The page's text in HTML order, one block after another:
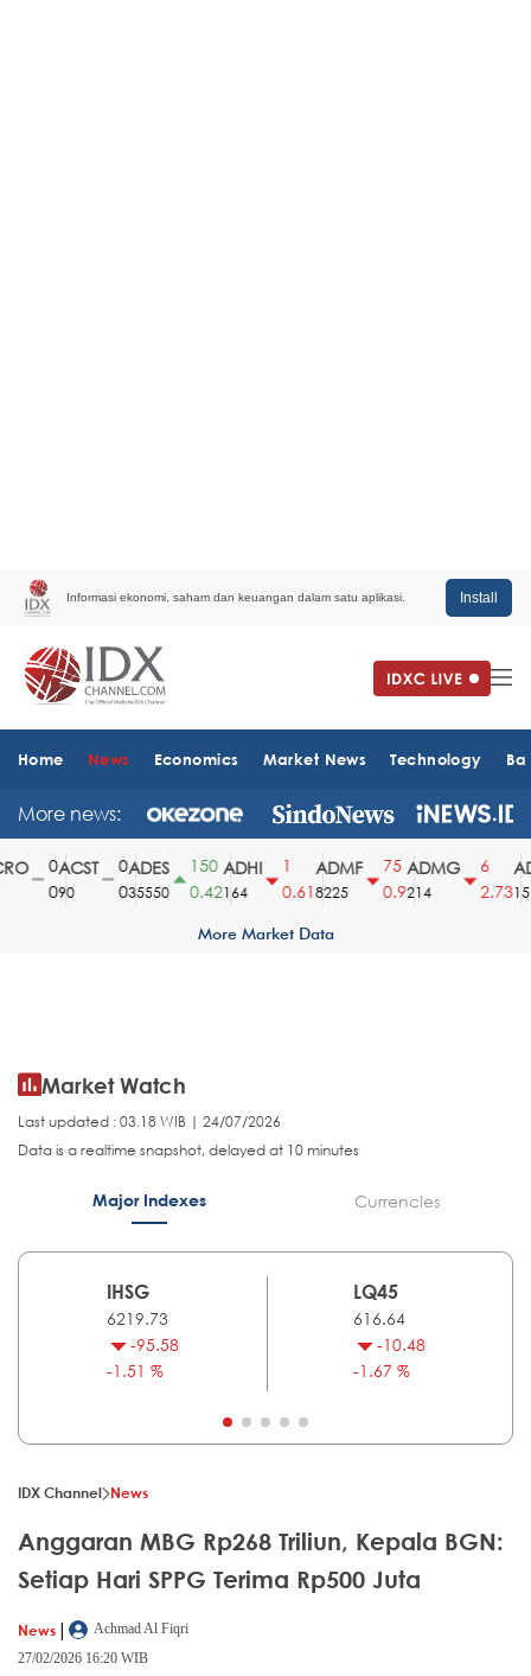
Informasi ekonomi, saham dan keuangan dalam satu aplikasi. Install
Home News Economics Market News Technology
More news:
ACST
90
ADES
35550
150
0.42
ADHI
164
0.61
ADMF
8225
75
0.9
ADMG
214
2.731510
More Market Data
Market Watch
Last updated : 03.18 WIB | 24/07/2026
Data is a realtime snapshot, delayed at 10 minutes
Major Indexes Currencies
IHSG
6219.73
-95.58
-1.51 %
LQ45
616.64
-10.48
-1.67 %
IDX Channel News
Anggaran MBG Rp268 Triliun, Kepala BGN:
Setiap Hari SPPG Terima Rp500 Juta
News |
Achmad Al Fiqri
27/02/2026 16:20 WIB